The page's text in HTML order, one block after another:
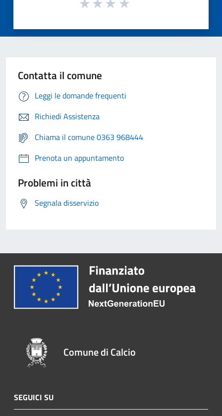
Contatta il comune
Leggi le domande frequenti
Richiedi Assistenza
Chiama il comune 0363 968444
Prenota un appuntamento
Problemi in città
Segnala disservizio
Comune di Calcio
SEGUICI SU